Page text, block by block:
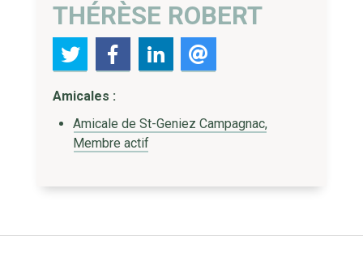
THÉRÈSE ROBERT
Amicales :
Amicale de St-Geniez Campagnac,
Membre actif